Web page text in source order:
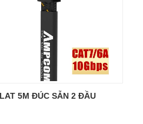
5M ĐÚC SẴN 2 ĐẦU